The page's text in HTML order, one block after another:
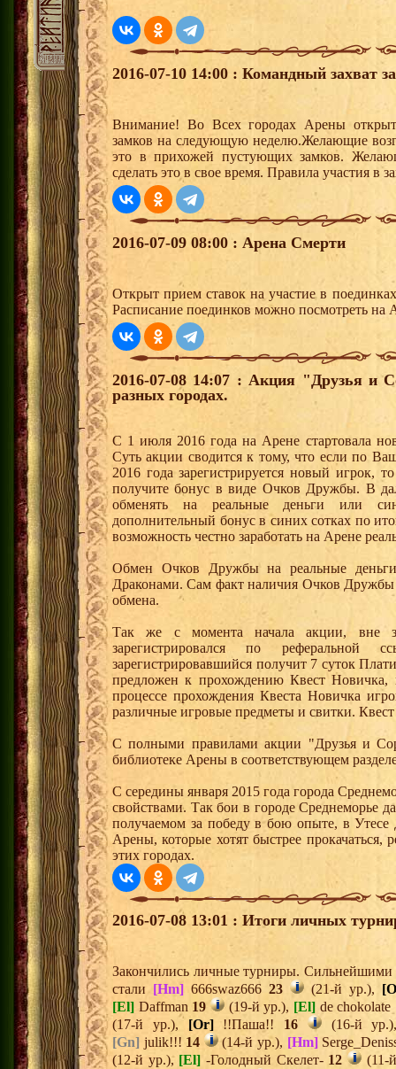
2016-07-10 14:00 : Командный захват
Внимание! Во Всех городах Арены
замков на следующую неделю.Желающие
это в прихожей пустующих замков.
сделать это в свое время. Правила участия в
2016-07-09 08:00 : Арена Смерти
Открыт прием ставок на участие в
Расписание поединков можно посмотреть на
2016-07-08 14:07 : Акция "Друзья и
разных городах.
С 1 июля 2016 года на Арене стартовала
Суть акции сводится к тому, что если по
2016 года зарегистрируется новый
получите бонус в виде Очков Дружбы. В
обменять на реальные деньги или
дополнительный бонус в синих сотках по
возможность честно заработать на Арене
Обмен Очков Дружбы на реальные деньги
Драконами. Сам факт наличия Очков Дружбы
обмена.
Так же с момента начала акции, вне
зарегистрировался по
зарегистрировавшийся получит 7 суток
предложен к прохождению Квест
процессе прохождения Квеста Новичка
различные игровые предметы и свитки.
С полными правилами акции "Друзья и
библиотеке Арены в соответствующем
С середины января 2015 года города
свойствами. Так бои в городе Среднеморье
получаемом за победу в бою опыте, в
Арены, которые хотят быстрее прокачаться,
этих городах.
2016-07-08 13:01 : Итоги личных
Закончились личные турниры. Сильнейшими
стали [Hm] 666swaz666 23 (21-й ур.),
[El] Daffman 19 (19-й ур.), [El] de chokolate
(17-й ур.),
[Or] !!Паша!! 16
(16-й
[Gn] julik!!! 14 (14-й ур.), [Hm]
(12-й ур.), [El] -Голодный Скелет- 12
(11-